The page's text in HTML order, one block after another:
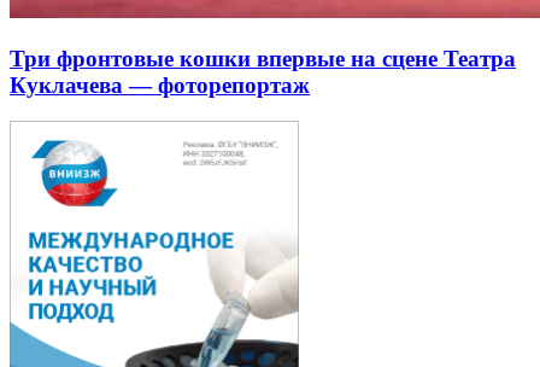
Три фронтовые кошки впервые на сцене Театра
Куклачева — фоторепортаж